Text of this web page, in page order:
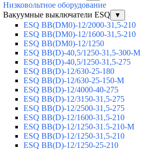
Низковольтное оборудование
Вакуумные выключатели ESQ
▼
ESQ ВВ(DM0)-12/2000-31,5-210
ESQ ВВ(DM0)-12/1600-31,5-210
ESQ ВВ(DM0)-12/1250
ESQ ВВ(D)-40,5/1250-31,5-300-М
ESQ ВВ(D)-40,5/1250-31,5-275
ESQ ВВ(D)-12/630-25-180
ESQ ВВ(D)-12/630-25-150-М
ESQ ВВ(D)-12/4000-40-275
ESQ ВВ(D)-12/3150-31,5-275
ESQ ВВ(D)-12/2500-31,5-275
ESQ ВВ(D)-12/1600-31,5-210
ESQ ВВ(D)-12/1250-31.5-210-М
ESQ ВВ(D)-12/1250-31,5-210
ESQ ВВ(D)-12/1250-25-210